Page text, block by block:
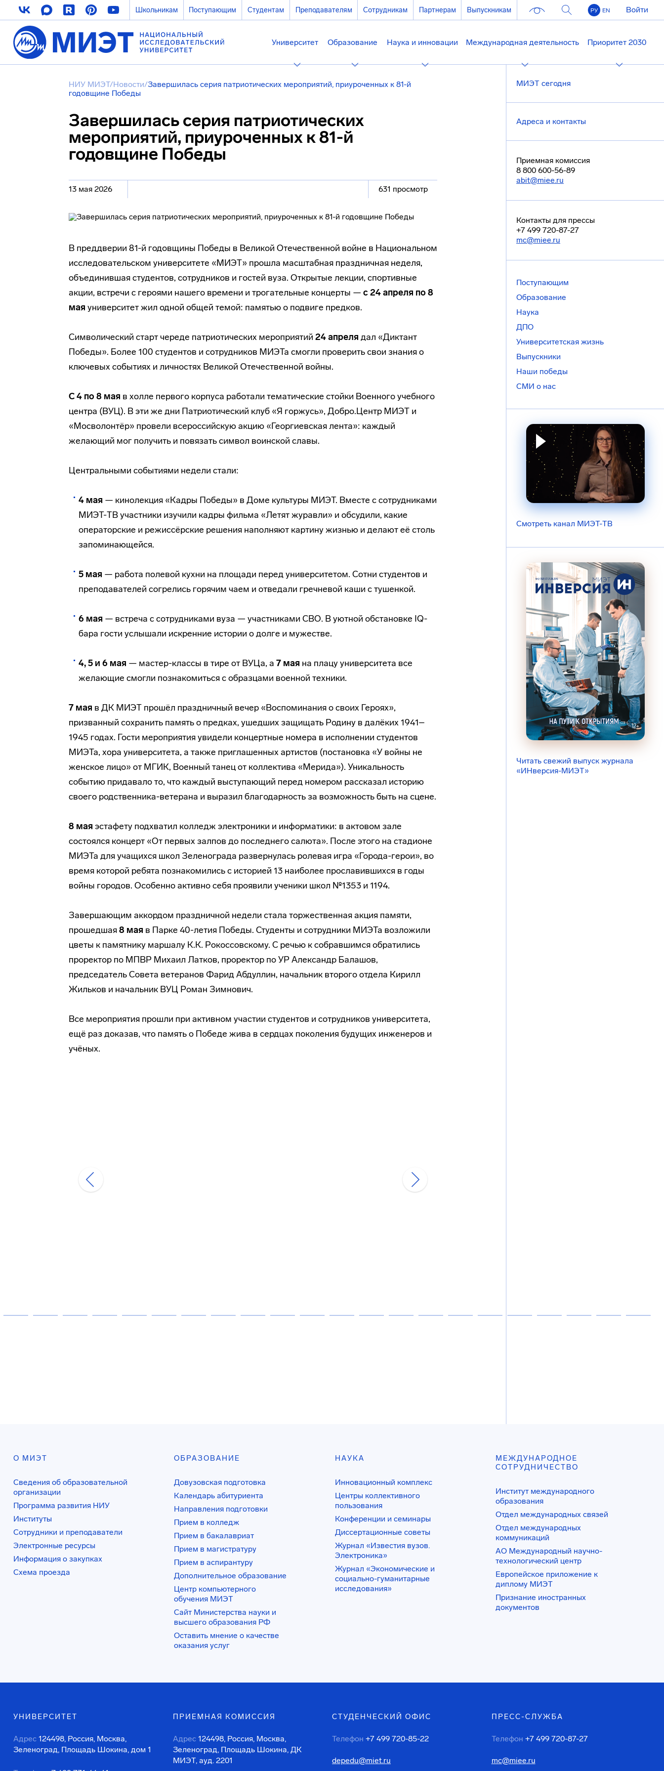
Школьникам Поступающим Студентам Преподавателям Сотрудникам Партнерам Выпускникам РУ EN Войти
Университет Образование Наука и инновации Международная деятельность Приоритет 2030
НИУ МИЭТ/Новости/Завершилась серия патриотических мероприятий, приуроченных к 81-й
годовщине Победы
Завершилась серия патриотических
мероприятий, приуроченных к 81-й
годовщине Победы
13 мая 2026 631 просмотр
В преддверии 81-й годовщины Победы в Великой Отечественной войне в Национальном
исследовательском университете «МИЭТ» прошла масштабная праздничная неделя,
объединившая студентов, сотрудников и гостей вуза. Открытые лекции, спортивные
акции, встречи с героями нашего времени и трогательные концерты — с 24 апреля по 8
мая университет жил одной общей темой: памятью о подвиге предков.
Символический старт череде патриотических мероприятий 24 апреля дал «Диктант
Победы». Более 100 студентов и сотрудников МИЭТа смогли проверить свои знания о
ключевых событиях и личностях Великой Отечественной войны.
С 4 по 8 мая в холле первого корпуса работали тематические стойки Военного учебного
центра (ВУЦ). В эти же дни Патриотический клуб «Я горжусь», Добро.Центр МИЭТ и
«Мосволонтёр» провели всероссийскую акцию «Георгиевская лента»: каждый
желающий мог получить и повязать символ воинской славы.
Центральными событиями недели стали:
4 мая — кинолекция «Кадры Победы» в Доме культуры МИЭТ. Вместе с сотрудниками
МИЭТ-ТВ участники изучили кадры фильма «Летят журавли» и обсудили, какие
операторские и режиссёрские решения наполняют картину жизнью и делают её столь
запоминающейся.
5 мая — работа полевой кухни на площади перед университетом. Сотни студентов и
преподавателей согрелись горячим чаем и отведали гречневой каши с тушенкой.
6 мая — встреча с сотрудниками вуза — участниками СВО. В уютной обстановке IQ-
бара гости услышали искренние истории о долге и мужестве.
4, 5 и 6 мая — мастер-классы в тире от ВУЦа, а 7 мая на плацу университета все
желающие смогли познакомиться с образцами военной техники.
7 мая в ДК МИЭТ прошёл праздничный вечер «Воспоминания о своих Героях»,
призванный сохранить память о предках, ушедших защищать Родину в далёких 1941–
1945 годах. Гости мероприятия увидели концертные номера в исполнении студентов
МИЭТа, хора университета, а также приглашенных артистов (постановка «У войны не
женское лицо» от МГИК, Военный танец от коллектива «Мерида»). Уникальность
событию придавало то, что каждый выступающий перед номером рассказал историю
своего родственника-ветерана и выразил благодарность за возможность быть на сцене.
8 мая эстафету подхватил колледж электроники и информатики: в актовом зале
состоялся концерт «От первых залпов до последнего салюта». После этого на стадионе
МИЭТа для учащихся школ Зеленограда развернулась ролевая игра «Города-герои», во
время которой ребята познакомились с историей 13 наиболее прославившихся в годы
войны городов. Особенно активно себя проявили ученики школ №1353 и 1194.
Завершающим аккордом праздничной недели стала торжественная акция памяти,
прошедшая8 мая в Парке 40-летия Победы. Студенты и сотрудники МИЭТа возложили
цветы к памятнику маршалу К.К. Рокоссовскому. С речью к собравшимся обратились
проректор по МПВР Михаил Латков, проректор по УР Александр Балашов,
председатель Совета ветеранов Фарид Абдуллин, начальник второго отдела Кирилл
Жильков и начальник ВУЦ Роман Зимнович.
Все мероприятия прошли при активном участии студентов и сотрудников университета,
ещё раз доказав, что память о Победе жива в сердцах поколения будущих инженеров и
учёных.
МИЭТ сегодня
Адреса и контакты
Приемная комиссия
8 800 600-56-89
abit@miee.ru
Контакты для прессы
+7 499 720-87-27
mc@miee.ru
Поступающим
Образование
Наука
ДПО
Университетская жизнь
Выпускники
Наши победы
СМИ о нас
Смотреть канал МИЭТ-ТВ
Читать свежий выпуск журнала
«ИНверсия-МИЭТ»
О МИЭТ
Сведения об образовательной
организации
Программа развития НИУ
Институты
Сотрудники и преподаватели
Электронные ресурсы
Информация о закупках
Схема проезда
ОБРАЗОВАНИЕ
Довузовская подготовка
Календарь абитуриента
Направления подготовки
Прием в колледж
Прием в бакалавриат
Прием в магистратуру
Прием в аспирантуру
Дополнительное образование
Центр компьютерного
обучения МИЭТ
Сайт Министерства науки и
высшего образования РФ
Оставить мнение о качестве
оказания услуг
НАУКА
Инновационный комплекс
Центры коллективного
пользования
Конференции и семинары
Диссертационные советы
Журнал «Известия вузов.
Электроника»
Журнал «Экономические и
социально-гуманитарные
исследования»
МЕЖДУНАРОДНОЕ
СОТРУДНИЧЕСТВО
Институт международного
образования
Отдел международных связей
Отдел международных
коммуникаций
АО Международный научно-
технологический центр
Европейское приложение к
диплому МИЭТ
Признание иностранных
документов
УНИВЕРСИТЕТ
Адрес 124498, Россия, Москва,
Зеленоград, Площадь Шокина, дом 1
ПРИЕМНАЯ КОМИССИЯ
Адрес 124498, Россия, Москва,
Зеленоград, Площадь Шокина, ДК
МИЭТ, ауд. 2201
СТУДЕНЧЕСКИЙ ОФИС
Телефон +7 499 720-85-22
depedu@miet.ru
ПРЕСС-СЛУЖБА
Телефон +7 499 720-87-27
mc@miee.ru